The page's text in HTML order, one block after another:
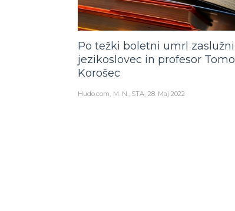
Po težki boletni umrl zaslužni
jezikoslovec in profesor Tomo
Korošec
Hudo.com M. N., STA 28. Maj 2022